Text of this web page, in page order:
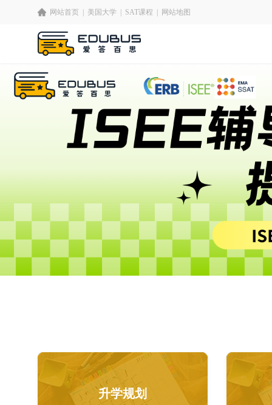
网站首页 美国大学 SAT课程 网站地图
升学规划